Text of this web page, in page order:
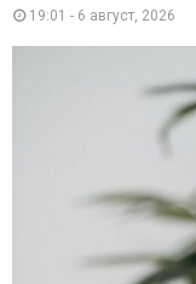
19:01 - 6 август, 2026